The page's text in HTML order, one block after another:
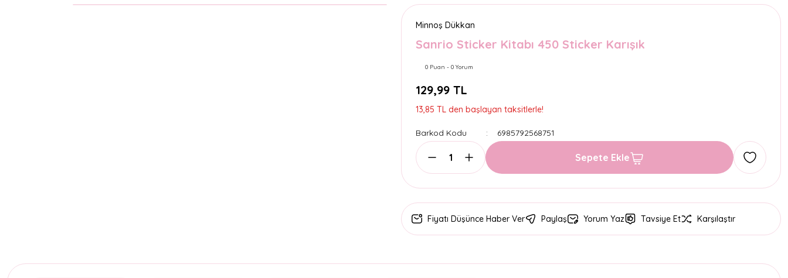
Minnoş Dükkan
Sanrio Sticker Kitabı 450 Sticker Karışık
0 Puan - 0 Yorum
129,99 TL
13,85 TL den başlayan taksitlerle!
Barkod Kodu 6985792568751
Sepete Ekle
Fiyatı Düşünce Haber Ver Paylaş Yorum Yaz Tavsiye Et Karşılaştır